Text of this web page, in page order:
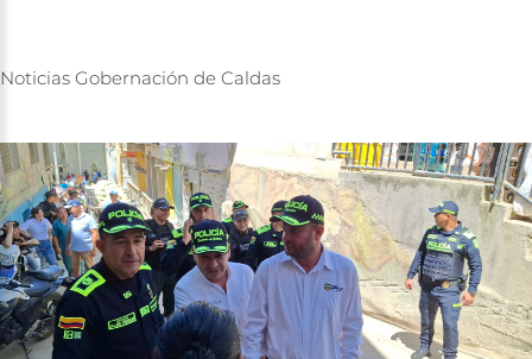
Noticias Gobernación de Caldas